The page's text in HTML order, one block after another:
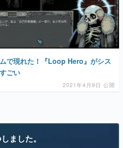
で現れた！『Loop Hero』がシス
ごい
2021年4月9日 公開